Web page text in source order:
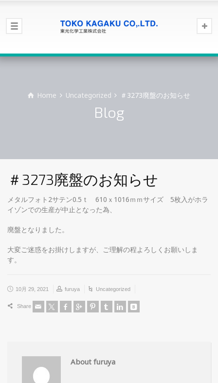
Home Uncategorized ＃3273廃盤のお知らせ
Blog
＃3273廃盤のお知らせ
メタルフォト2サテン0.5ｔ 610ｘ1016ｍｍサイズ 5枚入がホラ
イゾンでの生産が中止となった為、
廃盤となりました。
大変ご迷惑をお掛けしますが、ご理解の程よろしくお願いしま
す。
10月 29, 2021 furuya Uncategorized
Share
About furuya